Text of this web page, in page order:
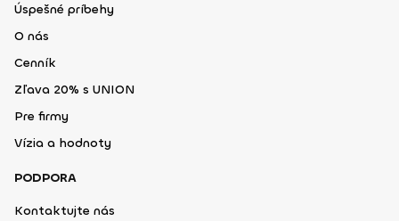
Úspešné príbehy
O nás
Cenník
Zľava 20% s UNION
Pre firmy
Vízia a hodnoty
PODPORA
Kontaktujte nás